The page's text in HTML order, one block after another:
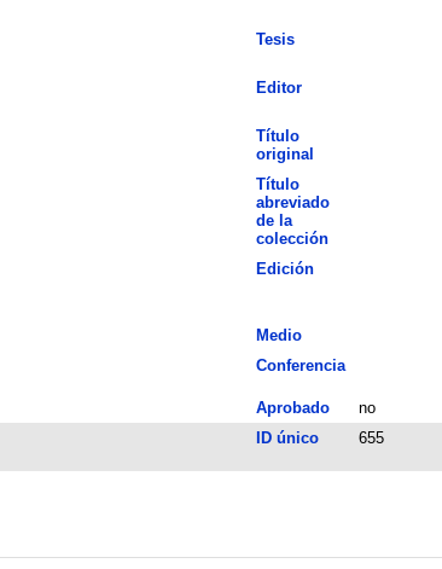
Tesis
Editor
Título
original
Título
abreviado
de la
colección
Edición
Medio
Conferencia
Aprobado
no
ID único 655